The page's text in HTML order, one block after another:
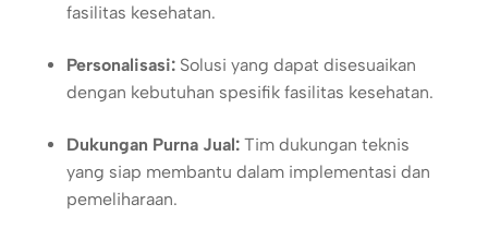
fasilitas kesehatan.
Personalisasi:Solusi yang dapat disesuaikan
dengan kebutuhan spesifik fasilitas kesehatan.
Dukungan Purna Jual:Tim dukungan teknis
yang siap membantu dalam implementasi dan
pemeliharaan.